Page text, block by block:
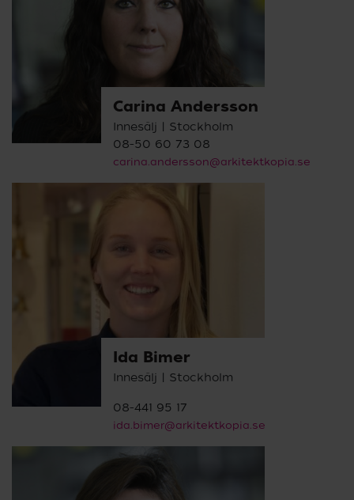
Carina Andersson
Innesälj | Stockholm
08-50 60 73 08
carina.andersson@arkitektkopia.se
Ida Bimer
Innesälj | Stockholm
08-441 95 17
ida.bimer@arkitektkopia.se